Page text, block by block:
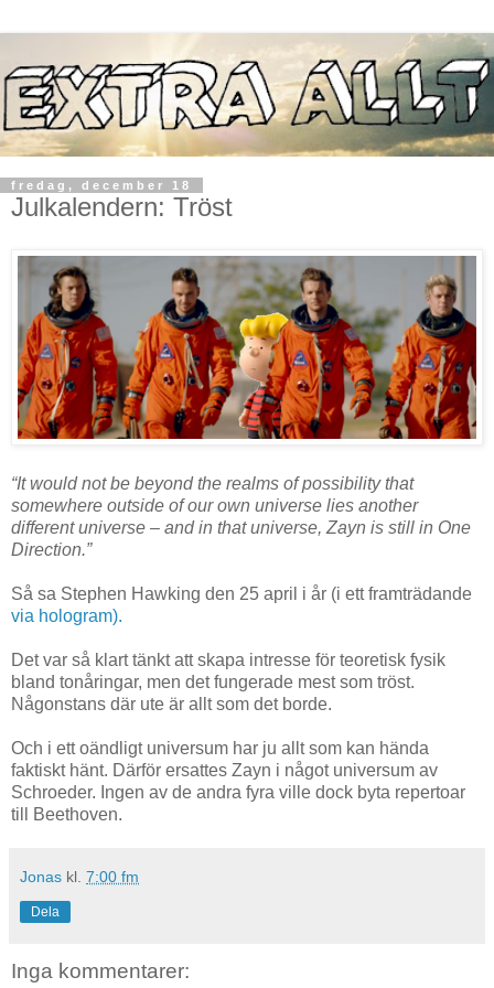
fredag, december 18
Julkalendern: Tröst
“It would not be beyond the realms of possibility that
somewhere outside of our own universe lies another
different universe – and in that universe, Zayn is still in One
Direction.”
Så sa Stephen Hawking den 25 april i år (i ett framträdande
via hologram).
Det var så klart tänkt att skapa intresse för teoretisk fysik
bland tonåringar, men det fungerade mest som tröst.
Någonstans där ute är allt som det borde.
Och i ett oändligt universum har ju allt som kan hända
faktiskt hänt. Därför ersattes Zayn i något universum av
Schroeder. Ingen av de andra fyra ville dock byta repertoar
till Beethoven.
Jonas kl. 7:00 fm
Dela
Inga kommentarer: